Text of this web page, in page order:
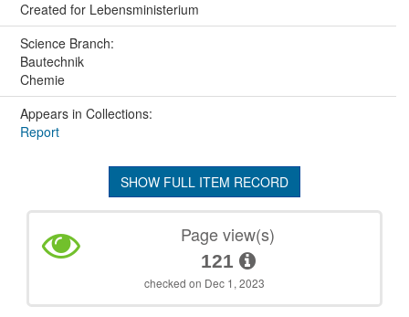
Created for Lebensministerium
Science Branch:
Bautechnik
Chemie
Appears in Collections:
Report
SHOW FULL ITEM RECORD
Page view(s)
121
checked on Dec 1, 2023